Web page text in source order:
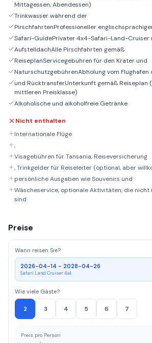
Mittagessen, Abendessen)
Trinkwasser während der
PirschfahrtenProfessioneller
Safari-GuidePrivater 4x4-Safari-Land-Cruiser
AufstelldachAlle Pirschfahrten gemäß
ReiseplanServicegebühren für den Krater und
NaturschutzgebührenAbholung vom Flughafen
und RücktransferUnterkunft gemäß Reiseplan
mittleren Preisklasse)
Alkoholische und alkoholfreie Getränke
Nicht enthalten
Internationale Flüge
,
Visagebühren für Tansania, Reiseversicherung
, Trinkgelder für Reiseleiter (optional, aber
persönliche Ausgaben wie Souvenirs und
Wäscheservice, optionale Aktivitäten, die
sind
Preise
Wann reisen Sie?
2026-04-14 - 2028-04-26
Safari Land Cruiser 4x4
Wie viele Gäste?
2 3 4 5 6 7
Preis pro Person